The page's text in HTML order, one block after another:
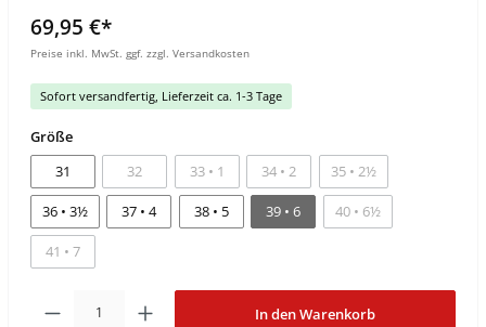
69,95 €*
Preise inkl. MwSt. ggf. zzgl. Versandkosten
Sofort versandfertig, Lieferzeit ca. 1-3 Tage
Größe
31
32 33 • 1 34 • 2 35 • 2½
36 • 3½ 37 • 4 38 • 5 39 • 6 40 • 6½
41 • 7
In den Warenkorb